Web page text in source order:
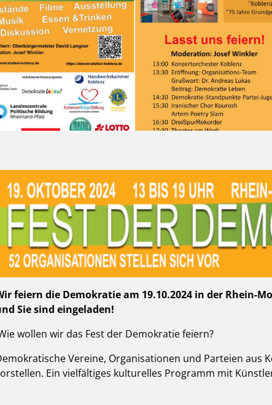
feiern die Demokratie am 19.10.2024 in der Rhein-
Sie sind eingeladen!
wollen wir das Fest der Demokratie feiern?
Vereine, Organisationen und Parteien
Ein vielfältiges kulturelles Programm mit